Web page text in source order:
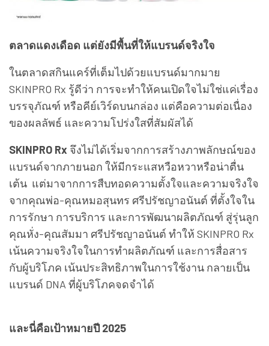
ตลาดแดงเดือด แต่ยังมีพื้นที่ให้แบรนด์จริงใจ
ในตลาดสกินแคร์ที่เต็มไปด้วยแบรนด์มากมาย
SKINPRO Rx รู้ดีว่า การจะทำให้คนเปิดใจไม่ใช่แค่เรื่อง
บรรจุภัณฑ์ หรือคีย์เวิร์ดบนกล่อง แต่คือความต่อเนื่อง
ของผลลัพธ์ และความโปร่งใสที่สัมผัสได้
SKINPRO Rx จึงไม่ได้เริ่มจากการสร้างภาพลักษณ์ของ
แบรนด์จากภายนอก ให้มีกระแสหวือหวาหรือน่าตื่น
เต้น แต่มาจากการสืบทอดความตั้งใจและความจริงใจ
จากคุณพ่อ-คุณหมอสุนทร ศรีปรัชญาอนันต์ ที่ตั้งใจใน
การรักษา การบริการ และการพัฒนาผลิตภัณฑ์ สู่รุ่นลูก
คุณหั่ง-คุณสัมมา ศรีปรัชญาอนันต์ ทำให้ SKINPRO Rx
เน้นความจริงใจในการทำผลิตภัณฑ์ และการสื่อสาร
กับผู้บริโภค เน้นประสิทธิภาพในการใช้งาน กลายเป็น
แบรนด์ DNA ที่ผู้บริโภคจดจำได้
และนี่คือเป้าหมายปี 2025